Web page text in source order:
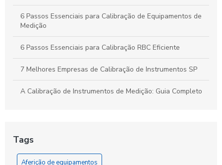
6 Passos Essenciais para Calibração de Equipamentos de
Medição
6 Passos Essenciais para Calibração RBC Eficiente
7 Melhores Empresas de Calibração de Instrumentos SP
A Calibração de Instrumentos de Medição: Guia Completo
A Calibração e Aferição de Instrumentos de Medição
Tags
Aferição de equipamentos